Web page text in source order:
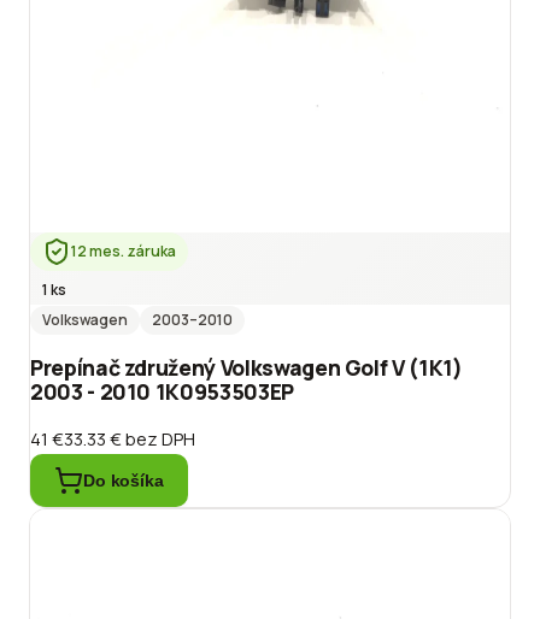
12 mes. záruka
1 ks
Volkswagen
2003–2010
Prepínač združený Volkswagen Golf V (1K1)
2003 - 2010 1K0953503EP
41 €33.33 €bez DPH
Do košíka